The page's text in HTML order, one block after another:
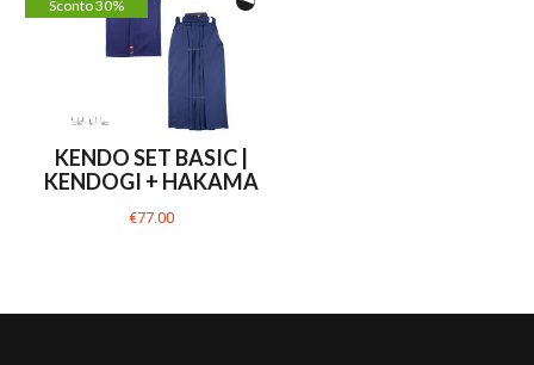
Sconto 30%
KENDO SET BASIC |
KENDOGI + HAKAMA
€77.00